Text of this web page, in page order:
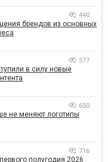
440
брендов из основных
577
в силу новые
650
не меняют логотипы
716
полугодия 2026